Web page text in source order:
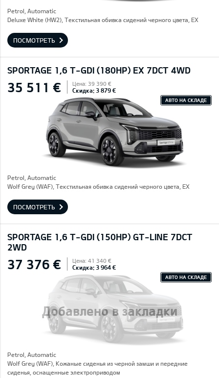
Petrol, Automatic
Deluxe White (HW2), Текстильная обивка сидений черного цвета, EX
ПОСМОТРЕТЬ
SPORTAGE 1,6 T-GDI (180HP) EX 7DCT 4WD
35 511 € Цена: 39 390 €
Скидка: 3 879 €
АВТО НА СКЛАДЕ
Petrol, Automatic
Wolf Grey (WAF), Текстильная обивка сидений черного цвета, EX
ПОСМОТРЕТЬ
SPORTAGE 1,6 T-GDI (150HP) GT-LINE 7DCT
2WD
Добавлено в закладки
37 376 € Цена: 41 340 €
Скидка: 3 964 €
АВТО НА СКЛАДЕ
Petrol, Automatic
Wolf Grey (WAF), Кожаные сиденья из черной замши и передние
сиденья, оснащенные электроприводом